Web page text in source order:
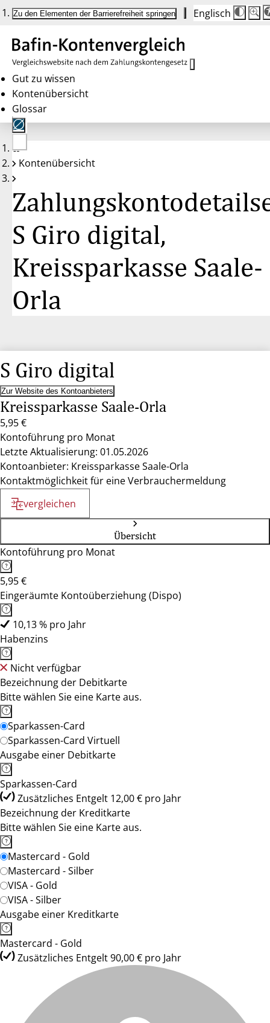
Zu den Elementen der Barrierefreiheit springen Englisch
Die
auf
100
100
Gut zu wissen
Kontenübersicht
Glossar
Keine
Konten
Kontenübersicht
S Giro digital,
Kreissparkasse Saale-
Orla
S Giro digital
Zur Website des Kontoanbieters
Kreissparkasse Saale-Orla
5,95 €
Kontoführung pro Monat
Letzte Aktualisierung: 01.05.2026
Kontoanbieter: Kreissparkasse Saale-Orla
Kontaktmöglichkeit für eine Verbrauchermeldung
vergleichen
Übersicht
Kontoführung pro Monat
5,95 €
Eingeräumte Kontoüberziehung (Dispo)
10,13 % pro Jahr
Habenzins
Nicht verfügbar
Bezeichnung der Debitkarte
Bitte wählen Sie eine Karte aus.
Sparkassen-Card
Sparkassen-Card Virtuell
Ausgabe einer Debitkarte
Sparkassen-Card
Zusätzliches Entgelt 12,00 € pro Jahr
Bezeichnung der Kreditkarte
Bitte wählen Sie eine Karte aus.
Mastercard - Gold
Mastercard - Silber
VISA - Gold
VISA - Silber
Ausgabe einer Kreditkarte
Mastercard - Gold
Zusätzliches Entgelt 90,00 € pro Jahr